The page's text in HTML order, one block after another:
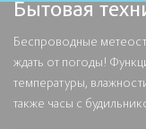
Бытовая
Беспроводные
ждать от погоды!
температуры,
также часы с